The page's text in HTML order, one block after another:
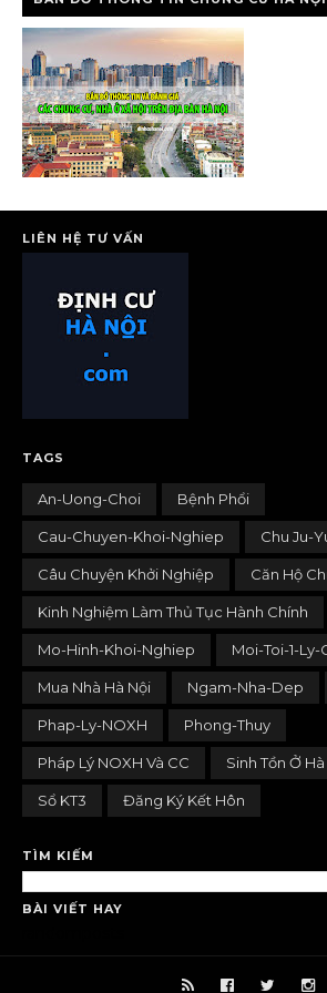
LIÊN HỆ TƯ VẤN
TAGS
An-Uong-Choi Bệnh Phổi
Cau-Chuyen-Khoi-Nghiep Chu Ju-
Câu Chuyện Khởi Nghiệp Căn Hộ
Kinh Nghiệm Làm Thủ Tục Hành Chính
Mo-Hinh-Khoi-Nghiep Moi-Toi-1-Ly-
Mua Nhà Hà Nội Ngam-Nha-Dep
Phap-Ly-NOXH Phong-Thuy
Pháp Lý NOXH Và CC Sinh Tồn Ở
Sổ KT3 Đăng Ký Kết Hôn
TÌM KIẾM
BÀI VIẾT HAY